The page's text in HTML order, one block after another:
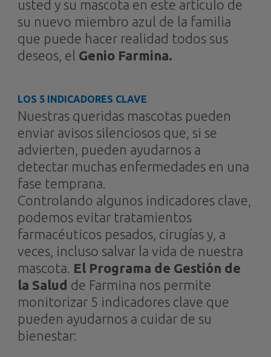
usted y su mascota en este artículo de
su nuevo miembro azul de la familia
que puede hacer realidad todos sus
deseos, el Genio Farmina.
LOS 5 INDICADORES CLAVE
Nuestras queridas mascotas pueden
enviar avisos silenciosos que, si se
advierten, pueden ayudarnos a
detectar muchas enfermedades en una
fase temprana.
Controlando algunos indicadores clave,
podemos evitar tratamientos
farmacéuticos pesados, cirugías y, a
veces, incluso salvar la vida de nuestra
mascota. El Programa de Gestión de
la Salud de Farmina nos permite
monitorizar 5 indicadores clave que
pueden ayudarnos a cuidar de su
bienestar: